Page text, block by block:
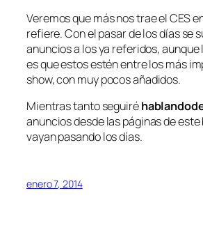
Veremos que más nos trae el CES
refiere. Con el pasar de los días se
anuncios a los ya referidos,
es que estos estén entre los más
show, con muy pocos añadidos.
Mientras tanto seguiré
anuncios desde las páginas de
vayan pasando los días.
enero 7, 2014